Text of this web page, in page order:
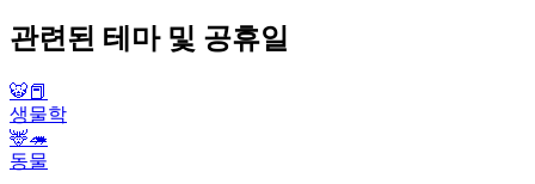
관련된 테마 및 공휴일
🐯📕
생물학
🦌🦔
동물